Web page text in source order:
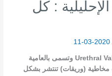
: كل
2020-03-11
Urethral Valves وتسمى بالعامية
مخاطية (وريقات) تنتشر بشكل